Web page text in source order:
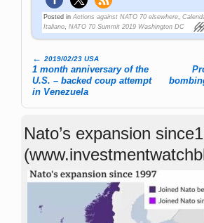
Posted in Actions against NATO 70 elsewhere ,
Italiano ,NATO 70 Summit 2019 Washington DC
Post navigation
← 2019/02/23 USA
1 month anniversary of the
U.S. – backed coup attempt
in Venezuela
Nato’s expansion